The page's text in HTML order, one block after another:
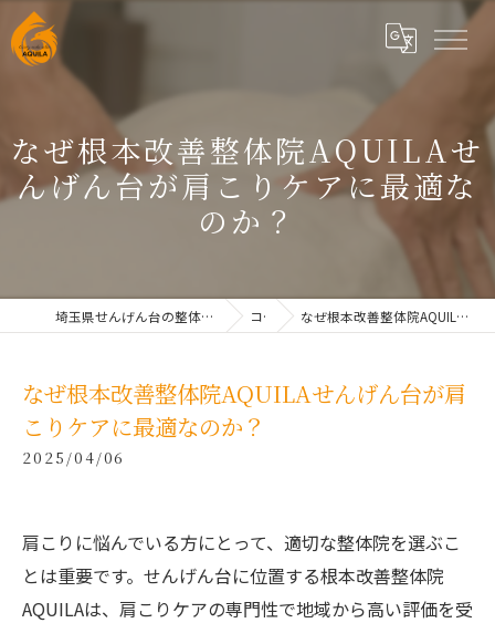
なぜ根本改善整体院AQUILAせ
んげん台が肩こりケアに最適な
のか？
埼玉県せんげん台の整体なら根本改善整体院AQUILAせんげん台 コラム なぜ根本改善整体院AQUILAせんげん台が肩こりケアに最適なのか？
なぜ根本改善整体院AQUILAせんげん台が肩
こりケアに最適なのか？
2025/04/06
肩こりに悩んでいる方にとって、適切な整体院を選ぶこ
とは重要です。せんげん台に位置する根本改善整体院
AQUILAは、肩こりケアの専門性で地域から高い評価を受